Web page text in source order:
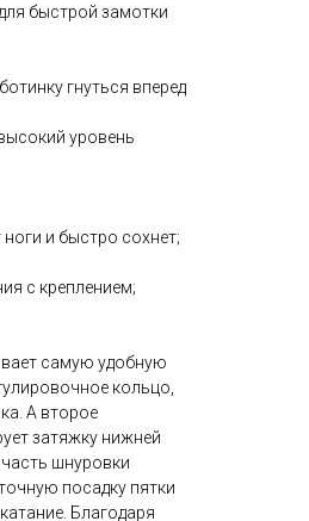
быстрой замотки
гнуться вперед
уровень
и быстро сохнет;
с креплением;
самую удобную
кольцо,
А второе
затяжку нижней
шнуровки
посадку пятки
Благодаря